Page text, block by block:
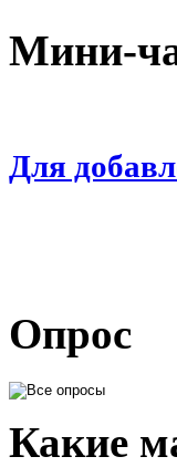
Мини-
Для
Опрос
Какие